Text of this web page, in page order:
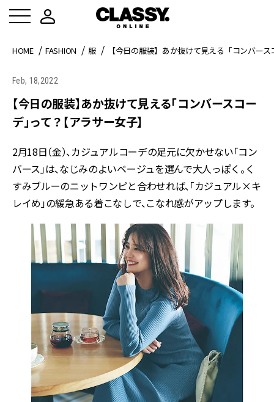
HOME FASHION 服 【今日の服装】あか抜けて見える「コンバー
Feb, 18,2022
【今日の服装】あか抜けて見える「コンバースコー
デ」って？【アラサー女子】
2月18日（金）、カジュアルコーデの足元に欠かせない「コン
バース」は、なじみのよいベージュを選んで大人っぽく。く
すみブルーのニットワンピと合わせれば、「カジュアル×キ
レイめ」の緩急ある着こなしで、こなれ感がアップします。